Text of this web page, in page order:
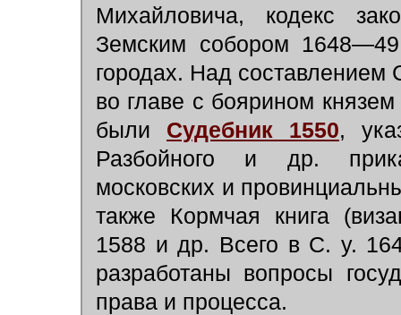
Михайловича, кодекс
Земским собором
городах. Над составлением
во главе с боярином
были Судебник 1550,
Разбойного и др.
московских и
также Кормчая книга
1588 и др. Всего в С. у.
разработаны вопросы
права и процесса.